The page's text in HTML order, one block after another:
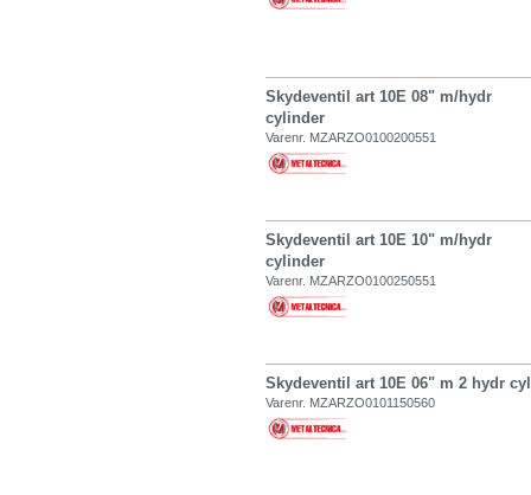
Skydeventil art 10E 08" m/hydr
cylinder
Varenr. MZARZO0100200551
Skydeventil art 10E 10" m/hydr
cylinder
Varenr. MZARZO0100250551
Skydeventil art 10E 06" m 2 hydr cyl
Varenr. MZARZO0101150560